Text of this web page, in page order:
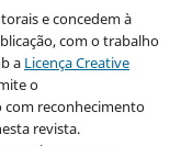
e concedem à
com o trabalho
a Licença Creative
o
reconhecimento
revista.